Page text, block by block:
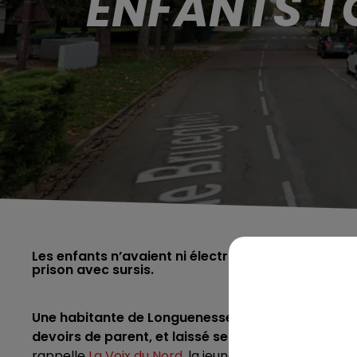
Les enfants n’avaient ni électricité, ni nourriture
prison avec sursis.
Une habitante de Longuenesse a été
devoirs de parent, et laissé ses enfants tous